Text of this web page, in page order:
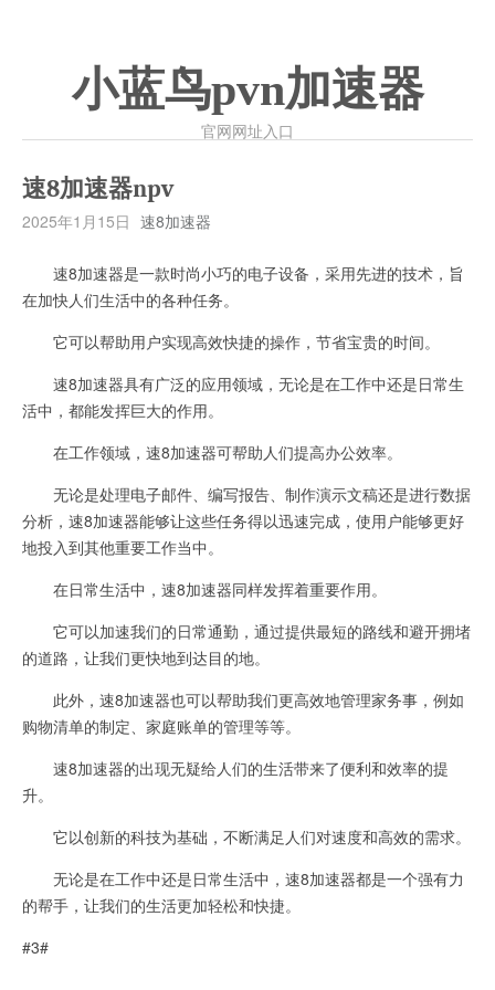
小蓝鸟pvn加速器
官网网址入口
速8加速器npv
2025年1月15日 速8加速器
速8加速器是一款时尚小巧的电子设备，采用先进的技术，旨
在加快人们生活中的各种任务。
它可以帮助用户实现高效快捷的操作，节省宝贵的时间。
速8加速器具有广泛的应用领域，无论是在工作中还是日常生
活中，都能发挥巨大的作用。
在工作领域，速8加速器可帮助人们提高办公效率。
无论是处理电子邮件、编写报告、制作演示文稿还是进行数据
分析，速8加速器能够让这些任务得以迅速完成，使用户能够更好
地投入到其他重要工作当中。
在日常生活中，速8加速器同样发挥着重要作用。
它可以加速我们的日常通勤，通过提供最短的路线和避开拥堵
的道路，让我们更快地到达目的地。
此外，速8加速器也可以帮助我们更高效地管理家务事，例如
购物清单的制定、家庭账单的管理等等。
速8加速器的出现无疑给人们的生活带来了便利和效率的提
升。
它以创新的科技为基础，不断满足人们对速度和高效的需求。
无论是在工作中还是日常生活中，速8加速器都是一个强有力
的帮手，让我们的生活更加轻松和快捷。
#3#